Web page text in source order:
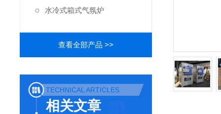
水冷式箱式气氛炉
查看全部产品 >>
TECHNICAL ARTICLES
相关文章